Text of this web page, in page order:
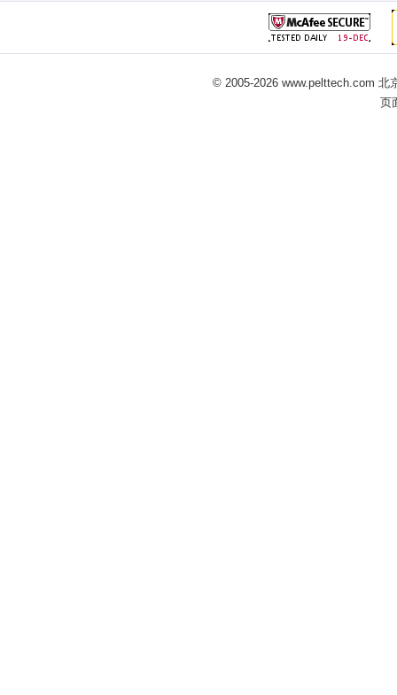
© 2005-2026 www.pelttech.com 北
页